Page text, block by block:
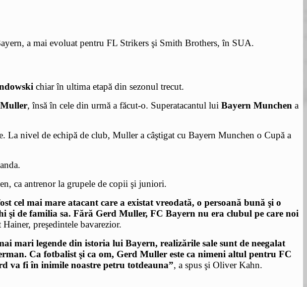
a mai evoluat pentru FL Strikers şi Smith Brothers, în SUA.
chiar în ultima etapă din sezonul trecut.
, însă în cele din urmă a făcut-o. Superatacantul lui Bayern Munchen a
nivel de echipă de club, Muller a câştigat cu Bayern Munchen o Cupă a
ca antrenor la grupele de copii şi juniori.
cel mai mare atacant care a existat vreodată, o persoană bună şi o
şi de familia sa. Fără Gerd Muller, FC Bayern nu era clubul pe care noi
Hainer, preşedintele bavarezior.
mari legende din istoria lui Bayern, realizările sale sunt de neegalat
Ca fotbalist şi ca om, Gerd Muller este ca nimeni altul pentru FC
va fi în inimile noastre petru totdeauna”, a spus şi Oliver Kahn.